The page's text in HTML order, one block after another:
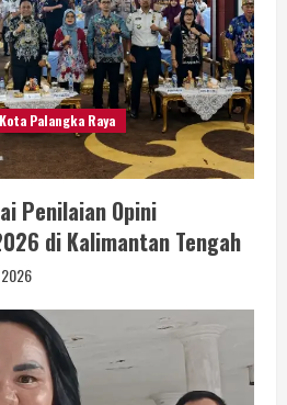
Kota Palangka Raya
Penilaian Opini
di Kalimantan Tengah